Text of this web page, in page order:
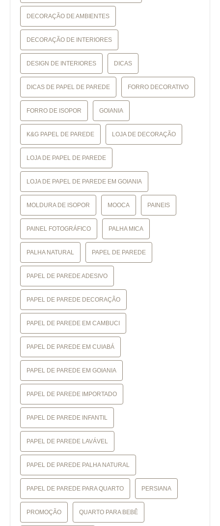
DECORAÇÃO DE AMBIENTES
DECORAÇÃO DE INTERIORES
DESIGN DE INTERIORES DICAS
DICAS DE PAPEL DE PAREDE FORRO DECORATIVO
FORRO DE ISOPOR GOIANIA
K&G PAPEL DE PAREDE LOJA DE DECORAÇÃO
LOJA DE PAPEL DE PAREDE
LOJA DE PAPEL DE PAREDE EM GOIANIA
MOLDURA DE ISOPOR MOOCA PAINEIS
PAINEL FOTOGRÁFICO PALHA MICA
PALHA NATURAL PAPEL DE PAREDE
PAPEL DE PAREDE ADESIVO
PAPEL DE PAREDE DECORAÇÃO
PAPEL DE PAREDE EM CAMBUCI
PAPEL DE PAREDE EM CUIABÁ
PAPEL DE PAREDE EM GOIANIA
PAPEL DE PAREDE IMPORTADO
PAPEL DE PAREDE INFANTIL
PAPEL DE PAREDE LAVÁVEL
PAPEL DE PAREDE PALHA NATURAL
PAPEL DE PAREDE PARA QUARTO PERSIANA
PROMOÇÃO QUARTO PARA BEBÊ